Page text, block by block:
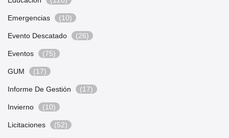
Emergencias (10)
Evento Descatado (26)
Eventos (75)
GUM (17)
Informe De Gestión (17)
Invierno (10)
Licitaciones (52)